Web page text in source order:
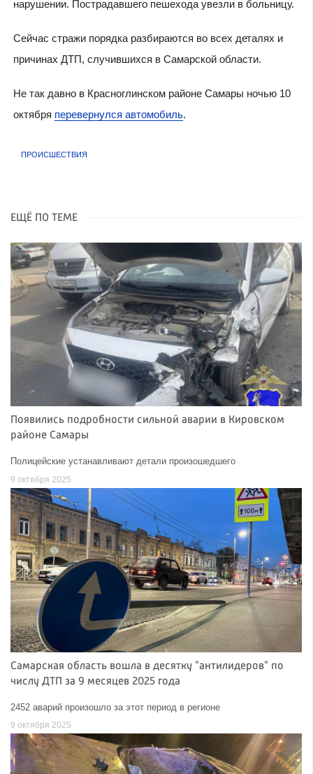
нарушении. Пострадавшего пешехода увезли в больницу.
Сейчас стражи порядка разбираются во всех деталях и
причинах ДТП, случившихся в Самарской области.
Не так давно в Красноглинском районе Самары ночью 10
октября перевернулся автомобиль.
ПРОИСШЕСТВИЯ
ЕЩЁ ПО ТЕМЕ
Появились подробности сильной аварии в Кировском
районе Самары
Полицейские устанавливают детали произошедшего
9 октября 2025
Самарская область вошла в десятку "антилидеров" по
числу ДТП за 9 месяцев 2025 года
2452 аварий произошло за этот период в регионе
9 октября 2025